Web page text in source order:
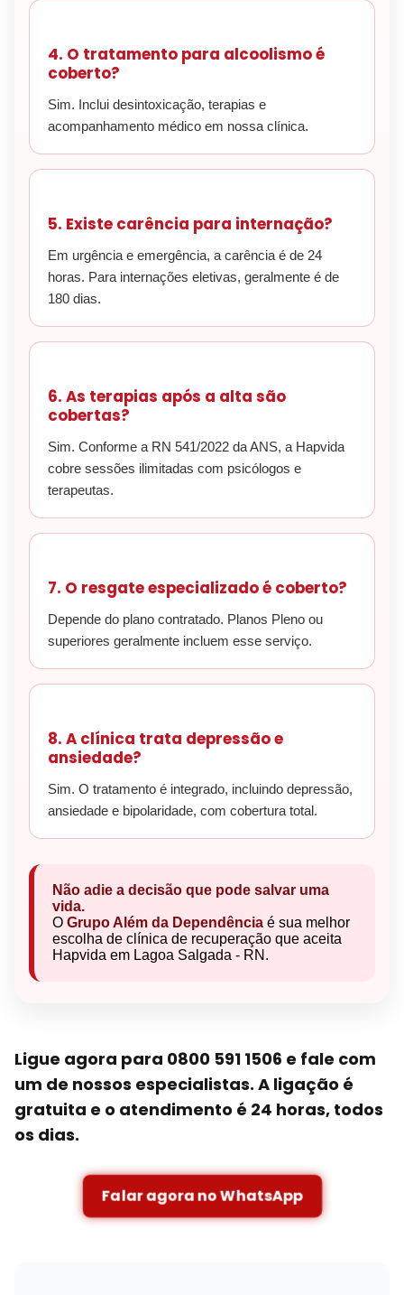
4. O tratamento para alcoolismo é
coberto?
Sim. Inclui desintoxicação, terapias e
acompanhamento médico em nossa clínica.
5. Existe carência para internação?
Em urgência e emergência, a carência é de 24
horas. Para internações eletivas, geralmente é de
180 dias.
6. As terapias após a alta são
cobertas?
Sim. Conforme a RN 541/2022 da ANS, a Hapvida
cobre sessões ilimitadas com psicólogos e
terapeutas.
7. O resgate especializado é coberto?
Depende do plano contratado. Planos Pleno ou
superiores geralmente incluem esse serviço.
8. A clínica trata depressão e
ansiedade?
Sim. O tratamento é integrado, incluindo depressão,
ansiedade e bipolaridade, com cobertura total.
Não adie a decisão que pode salvar uma
vida.
O Grupo Além da Dependência é sua melhor
escolha de clínica de recuperação que aceita
Hapvida em Lagoa Salgada - RN.
Ligue agora para 0800 591 1506 e fale com
um de nossos especialistas. A ligação é
gratuita e o atendimento é 24 horas, todos
os dias.
Falar agora no WhatsApp